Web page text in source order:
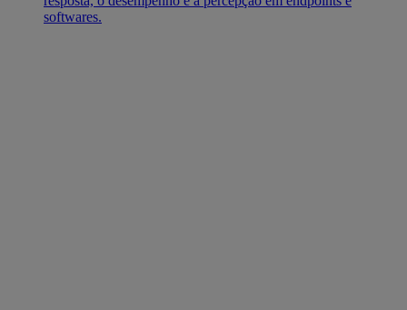
softwares.